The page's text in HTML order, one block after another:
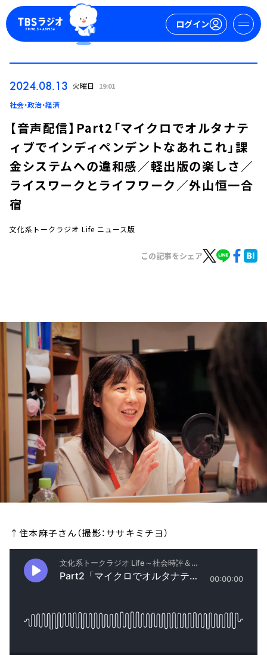
ログイン
週間番組表
2024.08.13 火曜日 19:01
社会・政治・経済
【音声配信】Part2「マイクロでオルタナテ
ィブでインディペンデントなあれこれ」課
金システムへの違和感／軽出版の楽しさ／
ライスワークとライフワーク／外山恒一合
宿
文化系トークラジオ Life ニュース版
この記事をシェア
↑住本麻子さん（撮影：ササキミチヨ）